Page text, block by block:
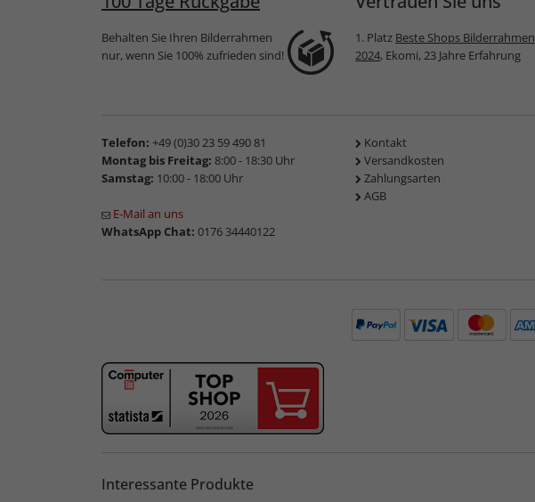
Behalten Sie Ihren Bilderrahmen
nur, wenn Sie 100% zufrieden sind!
1. Platz Beste Shops Bilderrahmen
2024, Ekomi, 23 Jahre Erfahrung
Telefon: +49 (0)30 23 59 490 81
Montag bis Freitag: 8:00 - 18:30 Uhr
Samstag: 10:00 - 18:00 Uhr
E-Mail an uns
WhatsApp Chat: 0176 34440122
Kontakt
Versandkosten
Zahlungsarten
AGB
Interessante Produkte